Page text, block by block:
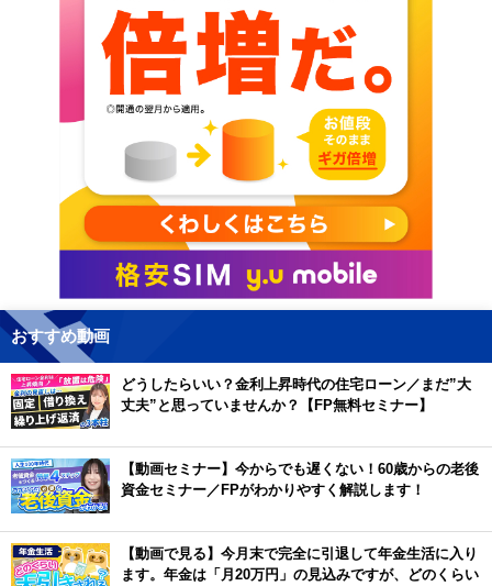
おすすめ動画
どうしたらいい？金利上昇時代の住宅ローン／まだ”大
丈夫”と思っていませんか？【FP無料セミナー】
【動画セミナー】今からでも遅くない！60歳からの老後
資金セミナー／FPがわかりやすく解説します！
【動画で見る】今月末で完全に引退して年金生活に入り
ます。年金は「月20万円」の見込みですが、どのくらい